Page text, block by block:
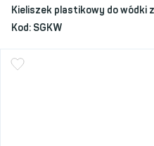
Kieliszek plastikowy do wódki
Kod: SGKW